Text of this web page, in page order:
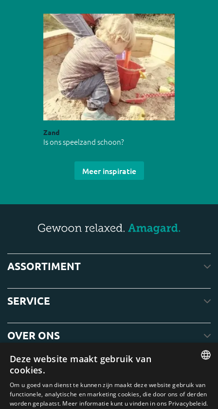
Zand
Is ons speelzand schoon?
Meer inspiratie
ASSORTIMENT
SERVICE
OVER ONS
DUTCH
Deze website maakt gebruik van
cookies.
Om u goed van dienst te kunnen zijn maakt deze website gebruik van
functionele, analytische en marketing cookies, die door ons of derden
worden geplaatst. Meer informatie kunt u vinden in ons Privacybeleid.